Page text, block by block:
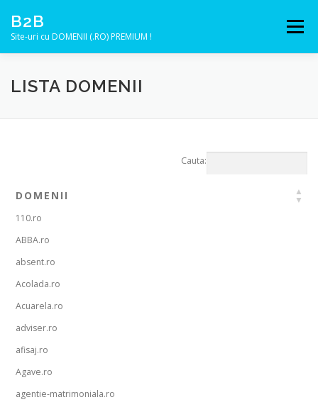
conținut
B2B
Site-uri cu DOMENII (.RO) PREMIUM !
Meniu
LISTA DOMENII
Cauta:
DOMENII
110.ro
ABBA.ro
absent.ro
Acolada.ro
Acuarela.ro
adviser.ro
afisaj.ro
Agave.ro
agentie-matrimoniala.ro